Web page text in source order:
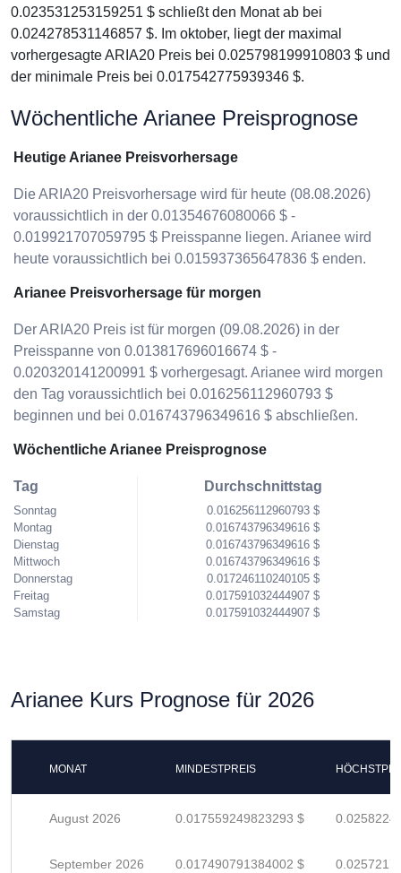
0.023531253159251 $ schließt den Monat ab bei
0.024278531146857 $. Im oktober, liegt der maximal
vorhergesagte ARIA20 Preis bei 0.025798199910803 $ und
der minimale Preis bei 0.017542775939346 $.
Wöchentliche Arianee Preisprognose
Heutige Arianee Preisvorhersage
Die ARIA20 Preisvorhersage wird für heute (08.08.2026)
voraussichtlich in der 0.01354676080066 $ -
0.019921707059795 $ Preisspanne liegen. Arianee wird
heute voraussichtlich bei 0.015937365647836 $ enden.
Arianee Preisvorhersage für morgen
Der ARIA20 Preis ist für morgen (09.08.2026) in der
Preisspanne von 0.013817696016674 $ -
0.020320141200991 $ vorhergesagt. Arianee wird morgen
den Tag voraussichtlich bei 0.016256112960793 $
beginnen und bei 0.016743796349616 $ abschließen.
Wöchentliche Arianee Preisprognose
Tag
Sonntag
Montag
Dienstag
Mittwoch
Donnerstag
Freitag
Samstag
Durchschnittstag
0.016256112960793 $
0.016743796349616 $
0.016743796349616 $
0.016743796349616 $
0.017246110240105 $
0.017591032444907 $
0.017591032444907 $
Arianee Kurs Prognose für 2026
MONAT MINDESTPREIS
August 2026 0.017559249823293 $
September 2026 0.017490791384002 $